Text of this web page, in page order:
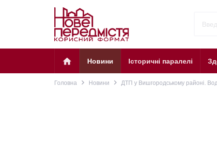
home Новини Історичні паралелі
Головна navigate_next Новини navigate_next ДТП у Вишгородському районі.